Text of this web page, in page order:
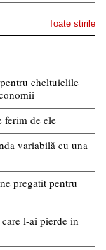
Toate stirile
cheltuielile
ferim de ele
variabilă cu una
pregatit pentru
l-ai pierde in